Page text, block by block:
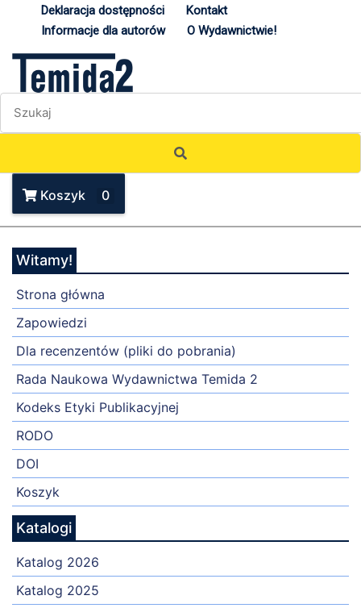
Deklaracja dostępności
Kontakt
Informacje dla autorów
O Wydawnictwie!
Koszyk 0
Witamy!
Strona główna
Zapowiedzi
Dla recenzentów (pliki do pobrania)
Rada Naukowa Wydawnictwa Temida 2
Kodeks Etyki Publikacyjnej
RODO
DOI
Koszyk
Katalogi
Katalog 2026
Katalog 2025